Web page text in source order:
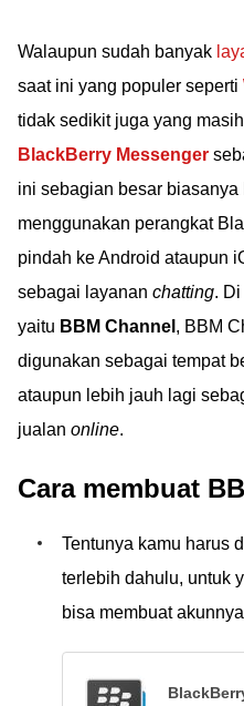
Walaupun sudah banyak
saat ini yang populer seperti
tidak sedikit juga yang
BlackBerry Messenger
ini sebagian besar
menggunakan perangkat
pindah ke Android ataupun
sebagai layanan chatting.
yaitu BBM Channel , BBM
digunakan sebagai tempat
ataupun lebih jauh lagi
jualan online.
Cara membuat
Tentunya kamu harus
terlebih dahulu, untuk
bisa membuat